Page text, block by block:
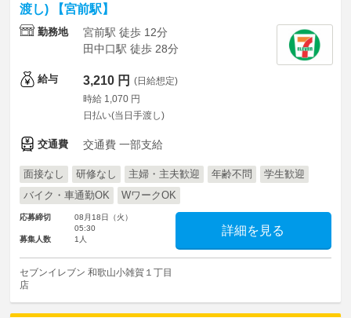
渡し) 【宮前駅】
勤務地
宮前駅 徒歩 12分
田中口駅 徒歩 28分
給与 3,210 円 (日給想定)
時給 1,070 円
日払い(当日手渡し)
交通費 交通費 一部支給
面接なし 研修なし 主婦・主夫歓迎 年齢不問
学生歓迎
バイク・車通勤OK
WワークOK
応募締切
08月18日（火）
05:30
募集人数
1人
詳細を見る
セブンイレブン 和歌山小雑賀１丁目
店